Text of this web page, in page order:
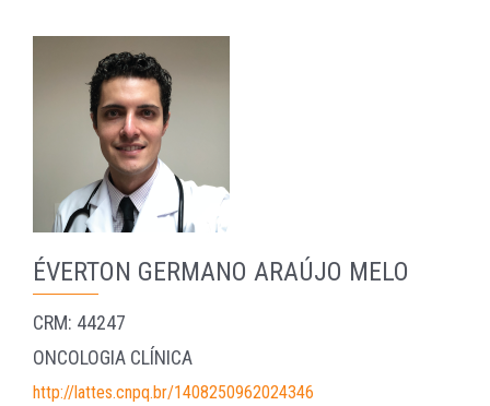
ÉVERTON GERMANO ARAÚJO MELO
CRM: 44247
ONCOLOGIA CLÍNICA
http://lattes.cnpq.br/1408250962024346